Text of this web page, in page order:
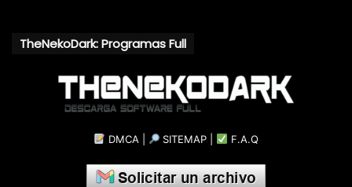
TheNekoDark: Programas Full
DMCA SITEMAP F.A.Q